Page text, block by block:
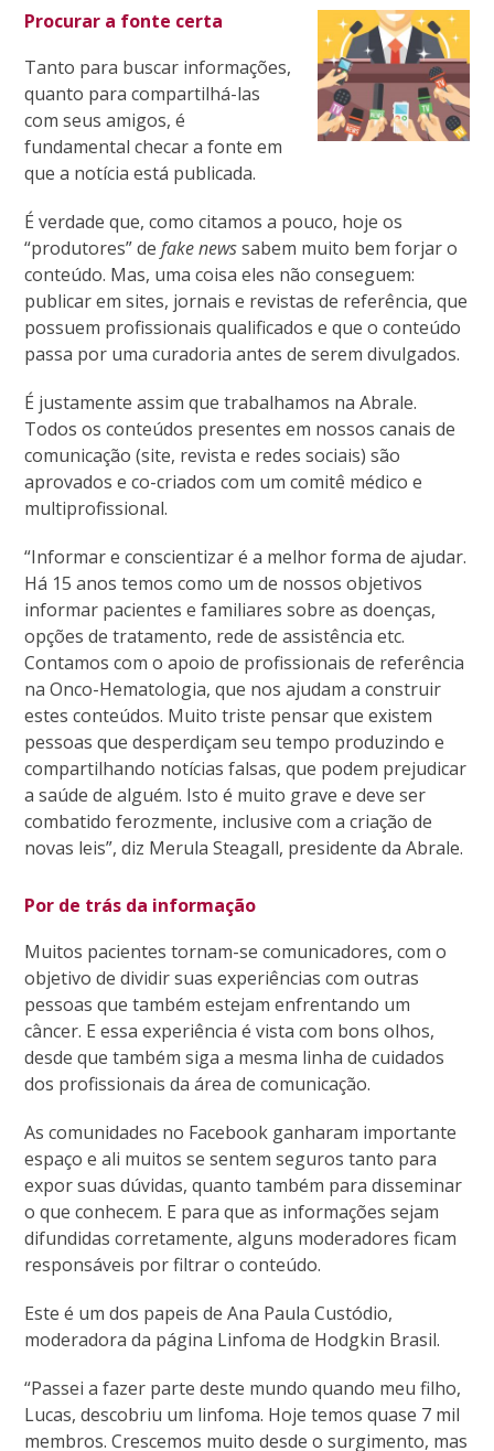
Procurar a fonte certa
Tanto para buscar informações,
quanto para compartilhá-las
com seus amigos, é
fundamental checar a fonte em
que a notícia está publicada.
É verdade que, como citamos a pouco, hoje os
“produtores” defake newssabem muito bem forjar o
conteúdo. Mas, uma coisa eles não conseguem:
publicar em sites, jornais e revistas de referência, que
possuem profissionais qualificados e que o conteúdo
passa por uma curadoria antes de serem divulgados.
É justamente assim que trabalhamos na Abrale.
Todos os conteúdos presentes em nossos canais de
comunicação (site, revista e redes sociais) são
aprovados e co-criados com um comitê médico e
multiprofissional.
“Informar e conscientizar é a melhor forma de ajudar.
Há 15 anos temos como um de nossos objetivos
informar pacientes e familiares sobre as doenças,
opções de tratamento, rede de assistência etc.
Contamos com o apoio de profissionais de referência
na Onco-Hematologia, que nos ajudam a construir
estes conteúdos. Muito triste pensar que existem
pessoas que desperdiçam seu tempo produzindo e
compartilhando notícias falsas, que podem prejudicar
a saúde de alguém. Isto é muito grave e deve ser
combatido ferozmente, inclusive com a criação de
novas leis”, diz Merula Steagall, presidente da Abrale.
Por de trás da informação
Muitos pacientes tornam-se comunicadores, com o
objetivo de dividir suas experiências com outras
pessoas que também estejam enfrentando um
câncer. E essa experiência é vista com bons olhos,
desde que também siga a mesma linha de cuidados
dos profissionais da área de comunicação.
As comunidades no Facebook ganharam importante
espaço e ali muitos se sentem seguros tanto para
expor suas dúvidas, quanto também para disseminar
o que conhecem. E para que as informações sejam
difundidas corretamente, alguns moderadores ficam
responsáveis por filtrar o conteúdo.
Este é um dos papeis de Ana Paula Custódio,
moderadora da página Linfoma de Hodgkin Brasil.
“Passei a fazer parte deste mundo quando meu filho,
Lucas, descobriu um linfoma. Hoje temos quase 7 mil
membros. Crescemos muito desde o surgimento, mas